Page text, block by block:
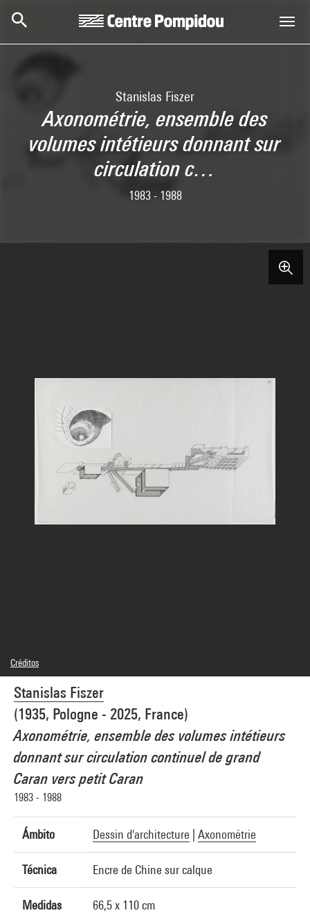
Stanislas Fiszer
Axonométrie, ensemble des
volumes intétieurs donnant sur
circulation c…
1983 - 1988
Stanislas Fiszer
(1935, Pologne - 2025, France)
Axonométrie, ensemble des volumes intétieurs
donnant sur circulation continuel de grand
Caran vers petit Caran
1983 - 1988
Ámbito Dessin d'architecture Axonométrie
Técnica Encre de Chine sur calque
Medidas 66,5 x 110 cm
Créditos
© Stanislas Fiszer
Créditos fotográficos : Centre Pompidou, MNAM-CCI/Philippe Migeat/Dist.
GrandPalaisRmn
Referencia de la imagen : 4N29267
Difusión de la imagen :
GrandPalaisRmnPhoto